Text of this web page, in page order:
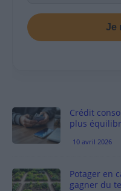
Je
Crédit
plus
10 avril 2026
Potager en
gagner du